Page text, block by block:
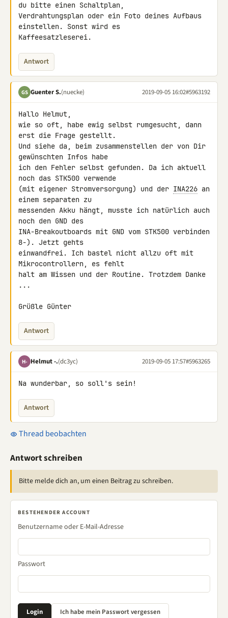
du bitte einen Schaltplan,
Verdrahtungsplan oder ein Foto deines Aufbaus
einstellen. Sonst wird es
Kaffeesatzleserei.
Antwort
GS Guenter S.(nuecke) 2019-09-05 16:02#5963192
Hallo Helmut,
wie so oft, habe ewig selbst rumgesucht, dann
erst die Frage gestellt.
Und siehe da, beim zusammenstellen der von Dir
gewünschten Infos habe
ich den Fehler selbst gefunden. Da ich aktuell
noch das STK500 verwende
(mit eigener Stromversorgung) und der INA226 an
einem separaten zu
messenden Akku hängt, musste ich natürlich auch
noch den GND des
INA-Breakoutboards mit GND vom STK500 verbinden
8-). Jetzt gehts
einwandfrei. Ich bastel nicht allzu oft mit
Mikrocontrollern, es fehlt
halt am Wissen und der Routine. Trotzdem Danke
...
Grüßle Günter
Antwort
H- Helmut -.(dc3yc) 2019-09-05 17:57#5963265
Na wunderbar, so soll's sein!
Antwort
Thread beobachten
Antwort schreiben
Bitte melde dich an, um einen Beitrag zu schreiben.
BESTEHENDER ACCOUNT
Benutzername oder E-Mail-Adresse
Passwort